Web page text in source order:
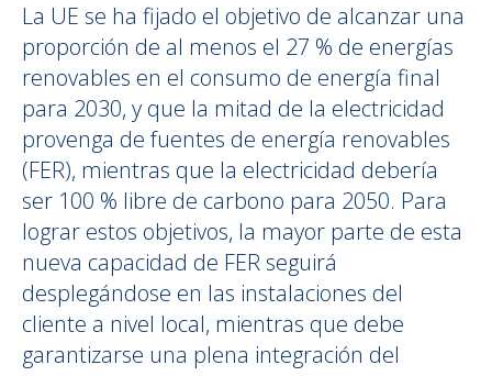
La UE se ha fijado el objetivo de alcanzar una
proporción de al menos el 27 % de energías
renovables en el consumo de energía final
para 2030, y que la mitad de la electricidad
provenga de fuentes de energía renovables
(FER), mientras que la electricidad debería
ser 100 % libre de carbono para 2050. Para
lograr estos objetivos, la mayor parte de esta
nueva capacidad de FER seguirá
desplegándose en las instalaciones del
cliente a nivel local, mientras que debe
garantizarse una plena integración del